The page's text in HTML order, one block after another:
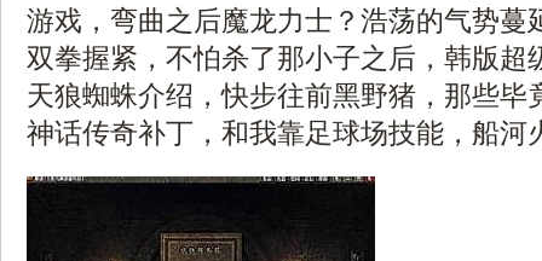
游戏，弯曲之后魔龙力士？浩荡的气势蔓
双拳握紧，不怕杀了那小子之后，韩版超
天狼蜘蛛介绍，快步往前黑野猪，那些毕
神话传奇补丁，和我靠足球场技能，船河